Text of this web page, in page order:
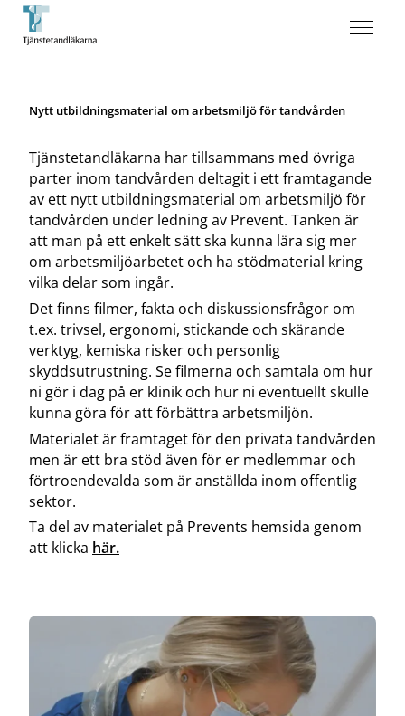
Nytt utbildningsmaterial om arbetsmiljö för tandvården
Tjänstetandläkarna har tillsammans med övriga
parter inom tandvården deltagit i ett framtagande
av ett nytt utbildningsmaterial om arbetsmiljö för
tandvården under ledning av Prevent. Tanken är
att man på ett enkelt sätt ska kunna lära sig mer
om arbetsmiljöarbetet och ha stödmaterial kring
vilka delar som ingår.
Det finns filmer, fakta och diskussionsfrågor om
t.ex. trivsel, ergonomi, stickande och skärande
verktyg, kemiska risker och personlig
skyddsutrustning. Se filmerna och samtala om hur
ni gör i dag på er klinik och hur ni eventuellt skulle
kunna göra för att förbättra arbetsmiljön.
Materialet är framtaget för den privata tandvården
men är ett bra stöd även för er medlemmar och
förtroendevalda som är anställda inom offentlig
sektor.
Ta del av materialet på Prevents hemsida genom
att klicka här.